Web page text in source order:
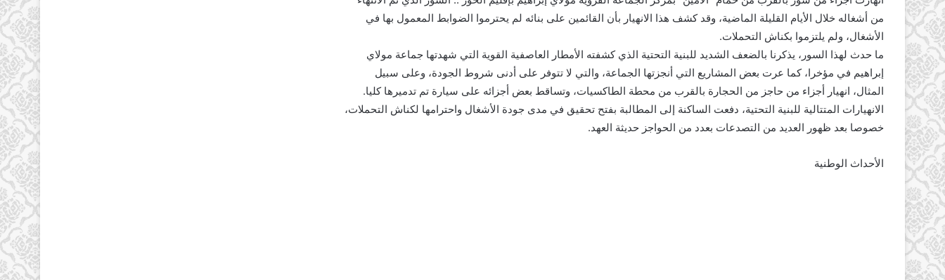
من أشغاله خلال الأيام القليلة الماضية، وقد كشف هذا الانهيار بأن القائمين على بنائه لم يحترموا الضوابط المعمول بها في
الأشغال، ولم يلتزموا بكناش التحملات.
ما حدث لهذا السور، يذكرنا بالضعف الشديد للبنية التحتية الذي كشفته الأمطار العاصفية القوية التي شهدتها جماعة مولاي
إبراهيم في مؤخرا، كما عرت بعض المشاريع التي أنجزتها الجماعة، والتي لا تتوفر على أدنى شروط الجودة، وعلى سبيل
المثال، انهيار أجزاء من حاجز من الحجارة بالقرب من محطة الطاكسيات، وتساقط بعض أجزائه على سيارة تم تدميرها كليا.
الانهيارات المتتالية للبنية التحتية، دفعت الساكنة إلى المطالبة بفتح تحقيق في مدى جودة الأشغال واحترامها لكناش التحملات،
خصوصا بعد ظهور العديد من التصدعات بعدد من الحواجز حديثة العهد.
الأحداث الوطنية